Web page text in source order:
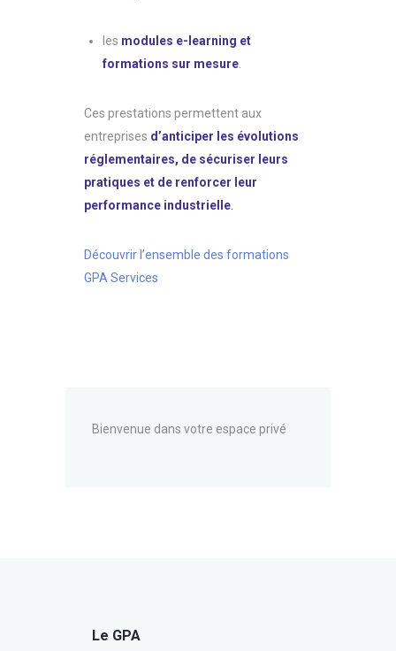
les modules e-learning et
formations sur mesure
Ces prestations permettent aux
entreprises d’anticiper les évolutions
réglementaires, de sécuriser leurs
pratiques et de renforcer leur
performance industrielle
Découvrir l’ensemble des formations
GPA Services
Bienvenue dans votre espace privé
Le GPA